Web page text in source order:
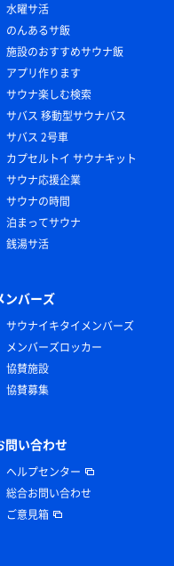
水曜サ活
のんあるサ飯
施設のおすすめサウナ飯
アプリ作ります
サウナ楽しむ検索
サバス 移動型サウナバス
サバス 2号車
カプセルトイ サウナキット
サウナ応援企業
サウナの時間
泊まってサウナ
銭湯サ活
ンバーズ
サウナイキタイメンバーズ
メンバーズロッカー
協賛施設
協賛募集
問い合わせ
ヘルプセンター
総合お問い合わせ
ご意見箱